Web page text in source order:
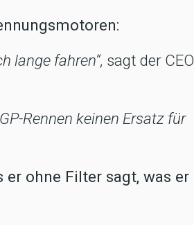
lange fahren“, sagt der CEO
Rennen keinen Ersatz für
er ohne Filter sagt, was er